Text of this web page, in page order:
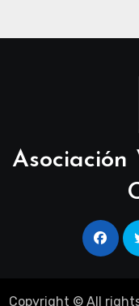
Asociación
Copyright © All